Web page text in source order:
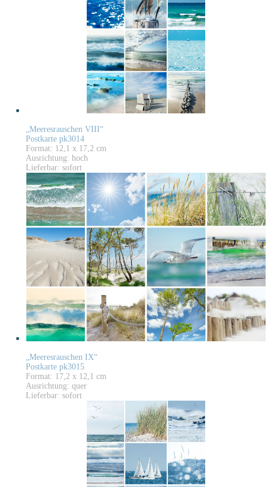
„Meeresrauschen VIII“
Postkarte pk3014
Format: 12,1 x 17,2 cm
Ausrichtung: hoch
Lieferbar: sofort
„Meeresrauschen IX“
Postkarte pk3015
Format: 17,2 x 12,1 cm
Ausrichtung: quer
Lieferbar: sofort